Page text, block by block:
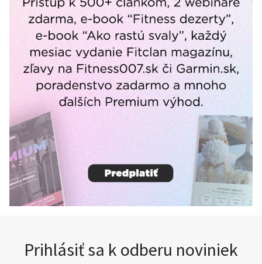
Prihlásiť sa k odberu noviniek